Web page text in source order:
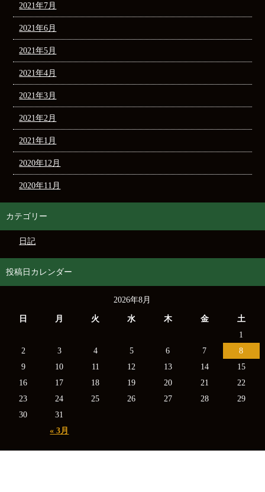
2021年7月
2021年6月
2021年5月
2021年4月
2021年3月
2021年2月
2021年1月
2020年12月
2020年11月
カテゴリー
日記
投稿日カレンダー
2026年8月
日 月 火 水 木 金 土
« 3月
1
2
3 4 5 6 7
8
9
10 11 12 13 14
15
16
17 18 19 20 21
22
23
24 25 26 27 28
29
30
31